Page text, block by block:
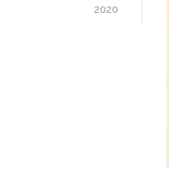
2020